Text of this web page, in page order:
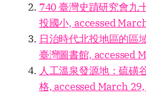
740 臺灣史蹟研究會九
投國小, accessed
日治時代北投地區的區
臺灣圖書館, accessed
人工溫泉發源地：硫磺
格, accessed March